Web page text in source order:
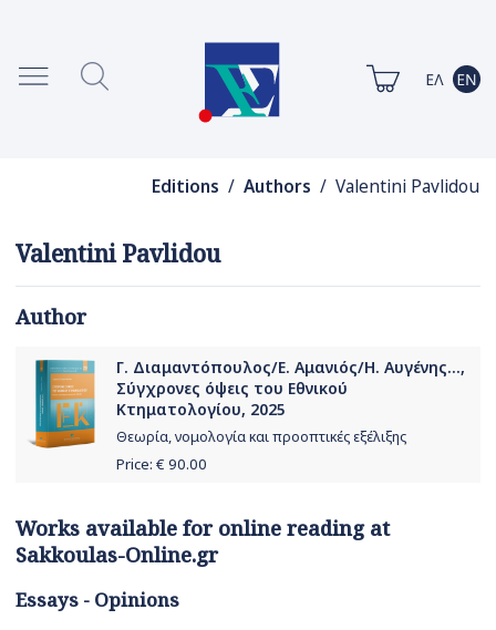
Editions / Authors / Valentini Pavlidou
Valentini Pavlidou
Author
Γ. Διαμαντόπουλος/Ε. Αμανιός/Η. Αυγένης...,
Σύγχρονες όψεις του Εθνικού
Κτηματολογίου, 2025
Θεωρία, νομολογία και προοπτικές εξέλιξης
Price: € 90.00
Works available for online reading at
Sakkoulas-Online.gr
Essays - Opinions